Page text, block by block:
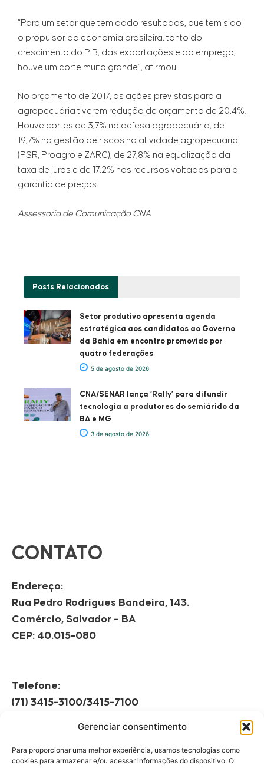
Gerenciar consentimento
Para proporcionar uma melhor experiência, usamos tecnologias como
cookies para armazenar e/ou acessar informações do dispositivo. O
“Para um setor que tem dado resultados, que tem sido
o propulsor da economia brasileira, tanto do
crescimento do PIB, das exportações e do emprego,
houve um corte muito grande”, afirmou.
No orçamento de 2017, as ações previstas para a
agropecuária tiverem redução de orçamento de 20,4%.
Houve cortes de 3,7% na defesa agropecuária, de
19,7% na gestão de riscos na atividade agropecuária
(PSR, Proagro e ZARC), de 27,8% na equalização da
taxa de juros e de 17,2% nos recursos voltados para a
garantia de preços.
Assessoria de Comunicação CNA
Posts Relacionados
Setor produtivo apresenta agenda
estratégica aos candidatos ao Governo
da Bahia em encontro promovido por
quatro federações
5 de agosto de 2026
CNA/SENAR lança ‘Rally’ para difundir
tecnologia a produtores do semiárido da
BA e MG
3 de agosto de 2026
CONTATO
Endereço:
Rua Pedro Rodrigues Bandeira, 143.
Comércio, Salvador – BA
CEP: 40.015-080
Telefone:
(71) 3415-3100/3415-7100
Horário de Funcionamento:
08h às 12h | 13h às 17h